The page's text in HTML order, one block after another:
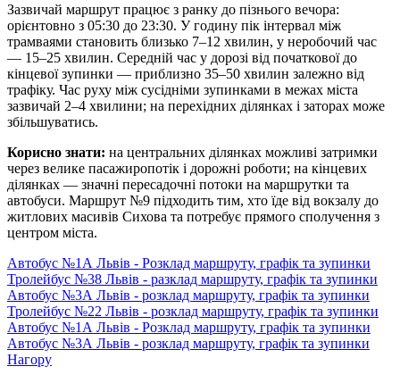
Зазвичай маршрут працює з ранку до пізнього вечора:
орієнтовно з 05:30 до 23:30. У годину пік інтервал між
трамваями становить близько 7–12 хвилин, у неробочий час
— 15–25 хвилин. Середній час у дорозі від початкової до
кінцевої зупинки — приблизно 35–50 хвилин залежно від
трафіку. Час руху між сусідніми зупинками в межах міста
зазвичай 2–4 хвилини; на перехідних ділянках і заторах може
збільшуватись.
Корисно знати: на центральних ділянках можливі затримки
через велике пасажиропотік і дорожні роботи; на кінцевих
ділянках — значні пересадочні потоки на маршрутки та
автобуси. Маршрут №9 підходить тим, хто їде від вокзалу до
житлових масивів Сихова та потребує прямого сполучення з
центром міста.
Автобус №1А Львів - Розклад маршруту, графік та зупинки
Тролейбус №38 Львів - разклад маршруту, графік та зупинки
Автобус №3А Львів - розклад маршруту, графік та зупинки
Тролейбус №22 Львів - розклад маршруту, графік та зупинки
Автобус №1А Львів - Розклад маршруту, графік та зупинки
Автобус №3А Львів - розклад маршруту, графік та зупинки
Нагору